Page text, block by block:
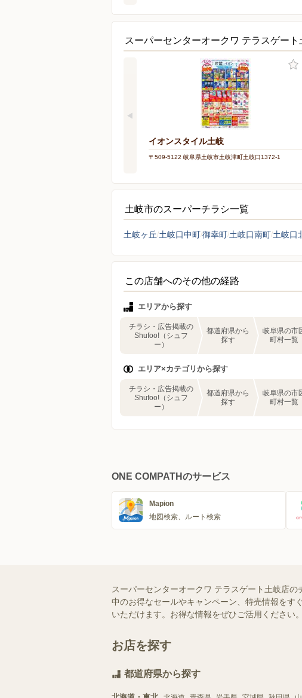
スーパーセンターオークワ テラスゲー
イオンスタイル土岐
〒509-5122 岐阜県土岐市土岐津町土岐口1372-1
土岐市のスーパーチラシ一覧
土岐ヶ丘 土岐口中町御幸町 土岐口南町 土岐口
この店舗へのその他の経路
エリアから探す
チラシ・広告掲載の
Shufoo!（シュフ
ー）
都道府県から
探す
岐阜県の市
町村一覧
エリア×カテゴリから探す
チラシ・広告掲載の
Shufoo!（シュフ
ー）
都道府県から
探す
岐阜県の市
町村一覧
ONE COMPATHのサービス
Mapion
地図検索、ルート検索
スーパーセンターオークワ テラスゲート土岐店
中のお得なセールやキャンペーン、特売情報をす
いただけます。お得な情報をぜひご活用ください。
お店を探す
都道府県から探す